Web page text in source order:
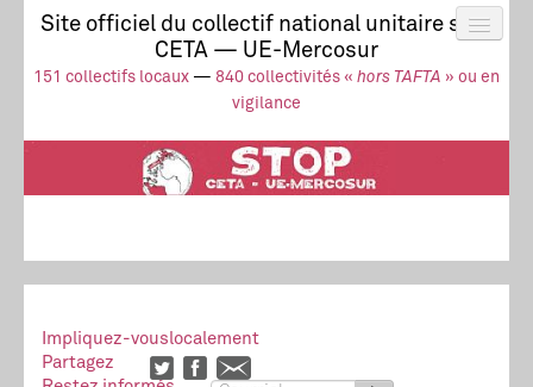
Site officiel du collectif national unitaire stop
CETA — UE-Mercosur
151 collectifs locaux — 840 collectivités « hors TAFTA » ou en
vigilance
Actus
UE-Mercosur
Stop à l’impunité !
TAFTA
CETA
Collectif
Impliquez-vouslocalement
Partagez